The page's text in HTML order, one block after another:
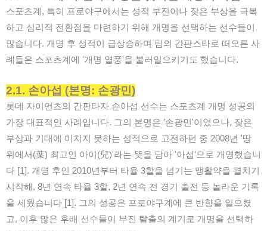
스포츠계, 특히 프로야구에서는 성적 부진이나 잦은 부상을 극복
하고 심리적 전환점을 마련하기 위해 개명을 선택하는 선수들이
많습니다. 개명 후 성적이 급상승하며 팀의 간판스타로 떠오른 사
례들은 스포츠계에 '개명 열풍'을 불러일으키기도 했습니다.
2.1. 손아섭 (본명: 손광민)
롯데 자이언츠의 간판타자 손아섭 선수는 스포츠계 개명 성공의
가장 대표적인 사례입니다. 그의 본명은 '손광민'이었으나, 잦은
부상과 기대에 미치지 못하는 성적으로 고전하던 중 2008년 '땅
위에서(葉) 최고인 아이(兒)'라는 뜻을 담아 '아섭'으로 개명했습니
다 [1]. 개명 후인 2010년부터 타율 3할을 넘기는 맹활약을 펼치기
시작해, 8년 연속 타율 3할, 2년 연속 전 경기 출전 등 놀라운 기록
을 세웠습니다 [1]. 그의 성공은 프로야구계에 큰 반향을 일으켰
고, 이후 많은 후배 선수들이 부진 탈출의 계기로 개명을 선택하